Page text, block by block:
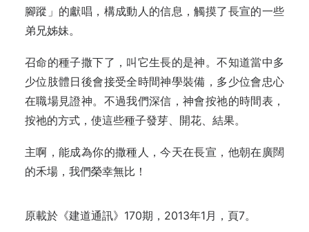
腳蹤」的獻唱，構成動人的信息，觸摸了長宣的一些
弟兄姊妹。
召命的種子撒下了，叫它生長的是神。不知道當中多
少位肢體日後會接受全時間神學裝備，多少位會忠心
在職場見證神。不過我們深信，神會按祂的時間表，
按祂的方式，使這些種子發芽、開花、結果。
主啊，能成為你的撒種人，今天在長宣，他朝在廣闊
的禾場，我們榮幸無比！
原載於 《建道通訊》170期，2013年1月，頁7。